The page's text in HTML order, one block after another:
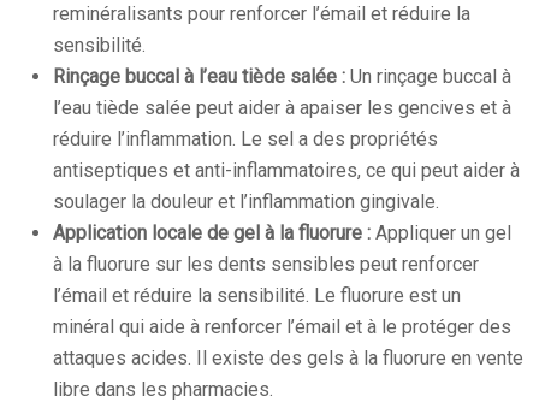
reminéralisants pour renforcer l’émail et réduire la
sensibilité.
Rinçage buccal à l’eau tiède salée : Un rinçage buccal à
l’eau tiède salée peut aider à apaiser les gencives et à
réduire l’inflammation. Le sel a des propriétés
antiseptiques et anti-inflammatoires, ce qui peut aider à
soulager la douleur et l’inflammation gingivale.
Application locale de gel à la fluorure : Appliquer un gel
à la fluorure sur les dents sensibles peut renforcer
l’émail et réduire la sensibilité. Le fluorure est un
minéral qui aide à renforcer l’émail et à le protéger des
attaques acides. Il existe des gels à la fluorure en vente
libre dans les pharmacies.